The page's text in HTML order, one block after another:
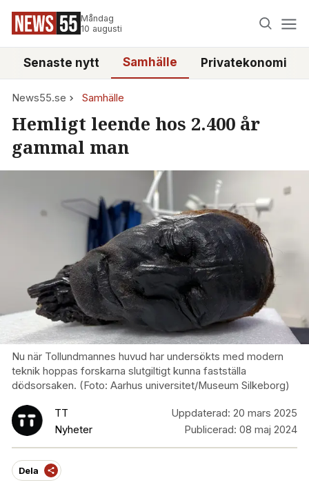
Måndag
10 augusti
Senaste nytt Samhälle Privatekonomi
News55.se Samhälle
Hemligt leende hos 2.400 år
gammal man
Nu när Tollundmannes huvud har undersökts med modern
teknik hoppas forskarna slutgiltigt kunna fastställa
dödsorsaken. (Foto: Aarhus universitet/Museum Silkeborg)
TT
Nyheter
Uppdaterad: 20 mars 2025
Publicerad: 08 maj 2024
Dela